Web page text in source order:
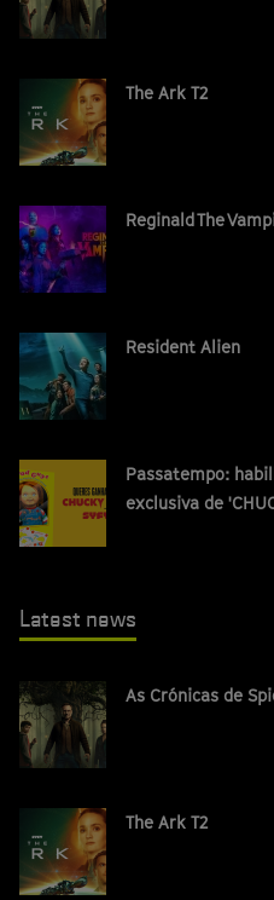
The Ark T2
Reginald The
Resident Alien
Passatempo:
exclusiva de
Latest news
As Crónicas de
The Ark T2